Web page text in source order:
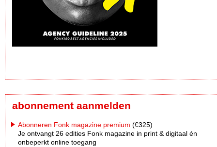
abonnement aanmelden
Abonneren Fonk magazine premium (€325)
Je ontvangt 26 edities Fonk magazine in print & digitaal én
onbeperkt online toegang